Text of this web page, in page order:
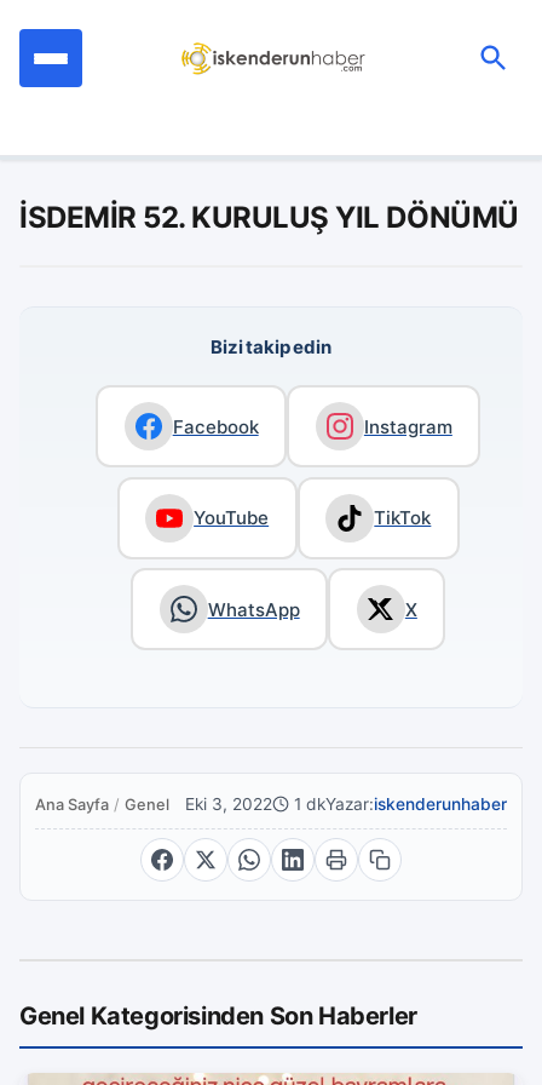
İSDEMİR 52. KURULUŞ YIL DÖNÜMÜ
Bizi takip edin
Facebook Instagram
YouTube TikTok
WhatsApp X
Ana Sayfa / Genel Eki 3, 2022 1 dkYazar:iskenderunhaber
Genel Kategorisinden Son Haberler